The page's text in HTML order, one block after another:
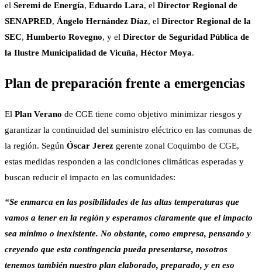
el Seremi de Energía, Eduardo Lara, el Director Regional de
SENAPRED, Ángelo Hernández Díaz, el Director Regional de la
SEC, Humberto Rovegno, y el Director de Seguridad Pública de
la Ilustre Municipalidad de Vicuña, Héctor Moya.
Plan de preparación frente a emergencias
El Plan Verano de CGE tiene como objetivo minimizar riesgos y
garantizar la continuidad del suministro eléctrico en las comunas de
la región. Según Óscar Jerez gerente zonal Coquimbo de CGE,
estas medidas responden a las condiciones climáticas esperadas y
buscan reducir el impacto en las comunidades:
“Se enmarca en las posibilidades de las altas temperaturas que
vamos a tener en la región y esperamos claramente que el impacto
sea mínimo o inexistente. No obstante, como empresa, pensando y
creyendo que esta contingencia pueda presentarse, nosotros
tenemos también nuestro plan elaborado, preparado, y en eso